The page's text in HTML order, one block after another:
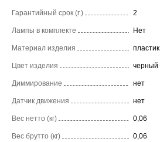
Гарантийный срок (г.) 2
Лампы в комплекте Нет
Материал изделия пластик
Цвет изделия черный
Диммирование нет
Датчик движения нет
Вес нетто (кг) 0,06
Вес брутто (кг) 0,06